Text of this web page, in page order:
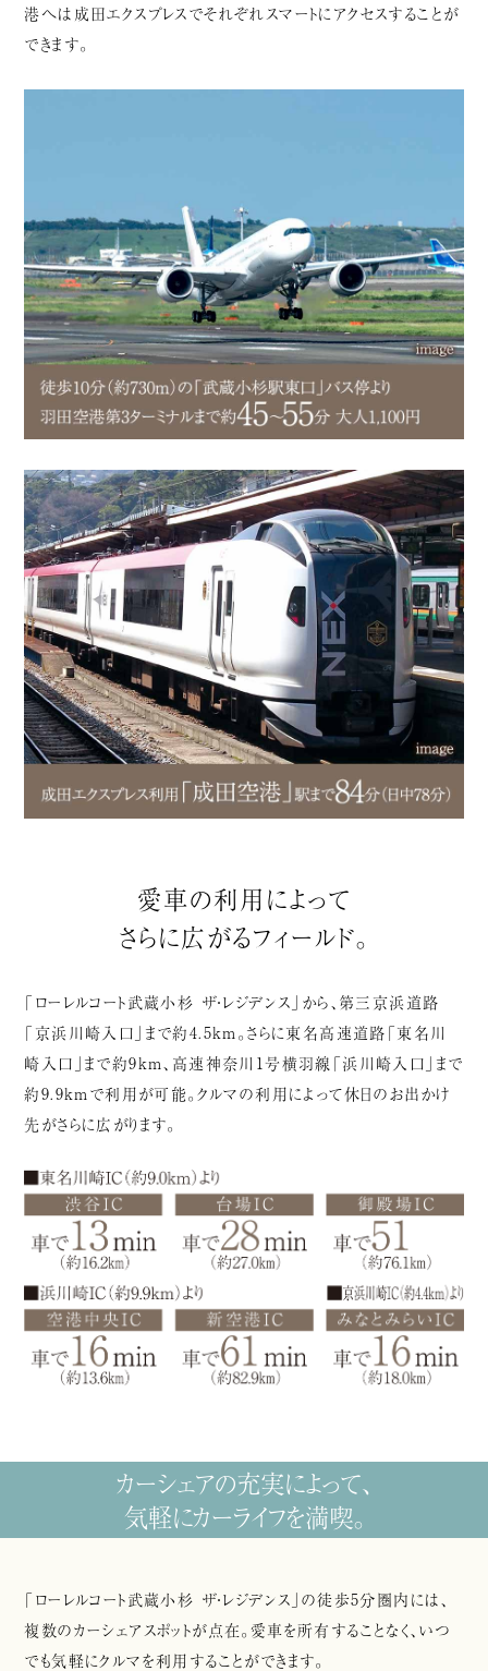
港へは成田エクスプレスでそれぞれスマートにアクセスすることが
できます。
愛車の利用によって
さらに広がるフィールド。
「ローレルコート武蔵小杉 ザ・レジデンス」から、第三京浜道路
「京浜川崎入口」まで約4.5km。さらに東名高速道路「東名川
崎入口」まで約9km、高速神奈川1号横羽線「浜川崎入口」まで
約9.9kmで利用が可能。クルマの利用によって休日のお出かけ
先がさらに広がります。
カーシェアの充実によって、
気軽にカーライフを満喫。
「ローレルコート武蔵小杉 ザ・レジデンス」の徒歩5分圏内には、
複数のカーシェアスポットが点在。愛車を所有することなく、いつ
でも気軽にクルマを利用することができます。